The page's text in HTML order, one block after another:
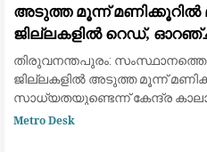
ചാമ്പ്യൻഷിപ്പ്
പ്രസംഗത്തില
അടുത്ത മൂന്ന്
ജില്ലകളിൽ റെഡ്,
പ്രഖ്യാപിച്ചു
തിരുവനന്തപുരം: സംസ്ഥാനത്തെ
ജില്ലകളിൽ അടുത്ത മൂന്ന്
സാധ്യതയുണ്ടെന്ന് കേന്ദ്ര
കോട്ടയം, ആലപ്പുഴ,
Metro Desk